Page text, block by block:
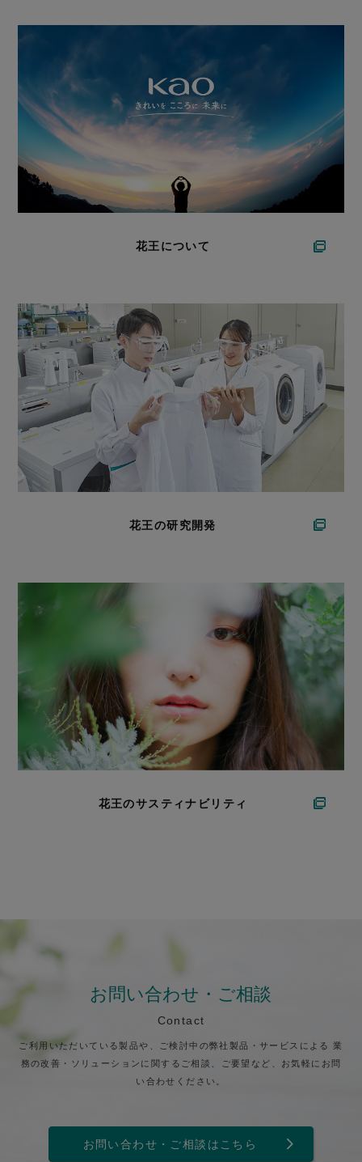
花王について
花王の研究開発
花王のサスティナビリティ
お問い合わせ・ご相談
Contact
ご利用いただいている製品や、ご検討中の弊社製品・サービスによる 業
務の改善・ソリューションに関するご相談、ご要望など、お気軽にお問
い合わせください。
お問い合わせ・ご相談はこちら